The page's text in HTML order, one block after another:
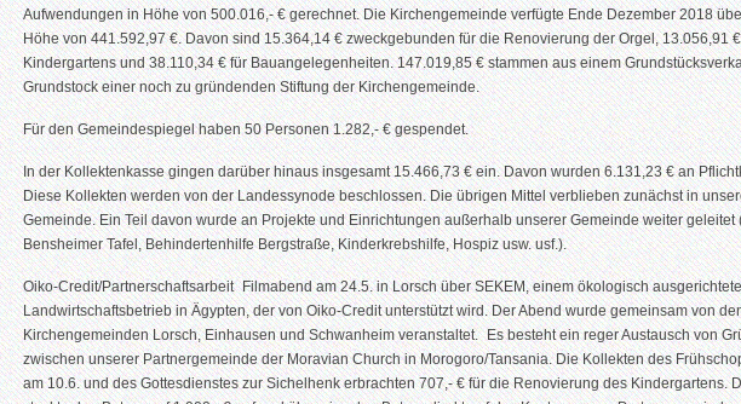
Aufwendungen in Höhe von 500.016,- € gerechnet. Die Kirchengemeinde verfügte Ende Dezember 2018
Höhe von 441.592,97 €. Davon sind 15.364,14 € zweckgebunden für die Renovierung der Orgel, 13.056,91
Kindergartens und 38.110,34 € für Bauangelegenheiten. 147.019,85 € stammen aus einem
Grundstock einer noch zu gründenden Stiftung der Kirchengemeinde.
Für den Gemeindespiegel haben 50 Personen 1.282,- € gespendet.
In der Kollektenkasse gingen darüber hinaus insgesamt 15.466,73 € ein. Davon wurden 6.131,23 € an
Diese Kollekten werden von der Landessynode beschlossen. Die übrigen Mittel verblieben zunächst in
Gemeinde. Ein Teil davon wurde an Projekte und Einrichtungen außerhalb unserer Gemeinde weiter geleitet
Bensheimer Tafel, Behindertenhilfe Bergstraße, Kinderkrebshilfe, Hospiz usw. usf.).
Oiko-Credit/Partnerschaftsarbeit Filmabend am 24.5. in Lorsch über SEKEM, einem ökologisch
Landwirtschaftsbetrieb in Ägypten, der von Oiko-Credit unterstützt wird. Der Abend wurde gemeinsam von
Kirchengemeinden Lorsch, Einhausen und Schwanheim veranstaltet. Es besteht ein reger Austausch von
zwischen unserer Partnergemeinde der Moravian Church in Morogoro/Tansania. Die Kollekten des
am 10.6. und des Gottesdienstes zur Sichelhenk erbrachten 707,- € für die Renovierung des Kindergartens.